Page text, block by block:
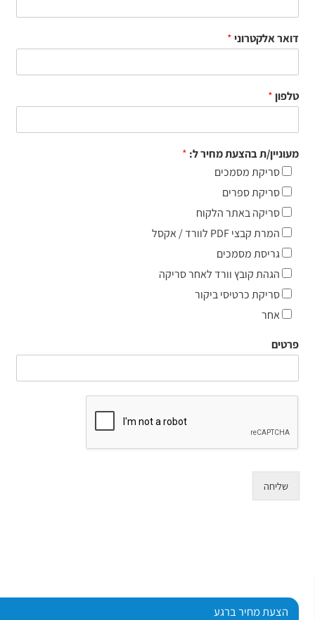
דואר אלקטרוני*
טלפון*
מעוניין/ת בהצעת מחיר ל: *
סריקת מסמכים
סריקת ספרים
סריקה באתר הלקוח
המרת קבצי PDF לוורד / אקסל
גריסת מסמכים
הגהת קובץ וורד לאחר סריקה
סריקת כרטיסי ביקור
אחר
פרטים
שליחה
הצעת מחיר ברגע